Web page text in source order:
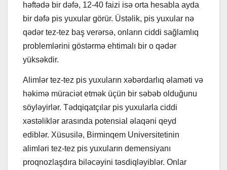
həftədə bir dəfə, 12-40 faizi isə orta hesabla ayda
bir dəfə pis yuxular görür. Üstəlik, pis yuxular nə
qədər tez-tez baş verərsə, onların ciddi sağlamlıq
problemlərini göstərmə ehtimalı bir o qədər
yüksəkdir.
Alimlər tez-tez pis yuxuların xəbərdarlıq əlaməti və
həkimə müraciət etmək üçün bir səbəb olduğunu
söyləyirlər. Tədqiqatçılar pis yuxularla ciddi
xəstəliklər arasında potensial əlaqəni qeyd
ediblər. Xüsusilə, Birminqem Universitetinin
alimləri tez-tez pis yuxuların demensiyanı
proqnozlaşdıra biləcəyini təsdiqləyiblər. Onlar